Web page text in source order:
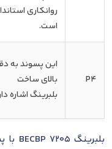
روانکاری
است.
P4
این پسوند به
بالای ساخت
بلبرینگ اشاره